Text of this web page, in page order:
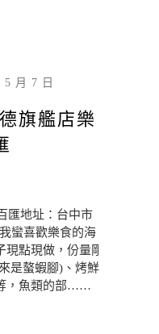
5 月 7 日
旗艦店樂
匯地址：台中市
蠻喜歡樂食的海
點現做，份量剛
是螯蝦腳)、烤鮮
，魚類的部……